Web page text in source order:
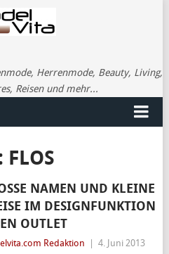
Herrenmode, Beauty, Living,
Reisen und mehr...
FLOS
NAMEN UND KLEINE P
IM DESIGNFUNKTION E
OUTLET
Redaktion 4. Juni 2013